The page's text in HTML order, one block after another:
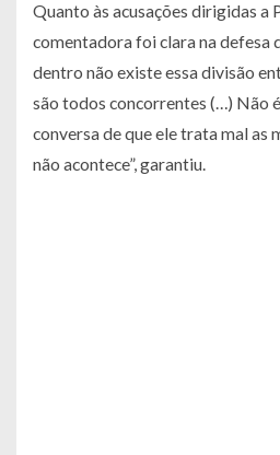
Quanto às acusações dirigidas a
comentadora foi clara na defesa
dentro não existe essa divisão
são todos concorrentes (…) Não
conversa de que ele trata mal as
não acontece”, garantiu.